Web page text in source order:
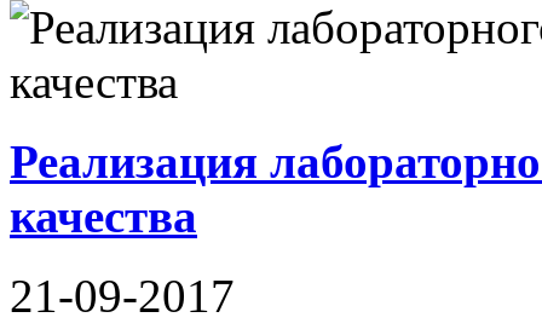
Реализация
качества
21-09-2017